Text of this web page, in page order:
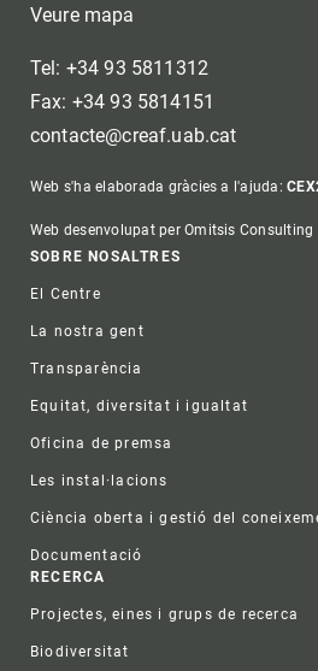
Veure mapa
Tel: +34 93 5811312
Fax: +34 93 5814151
contacte@creaf.uab.cat
Web s'ha elaborada gràcies a l'ajuda:
Web desenvolupat per Omitsis Consulting
Footer
SOBRE NOSALTRES
El Centre
La nostra gent
Transparència
Equitat, diversitat i igualtat
Oficina de premsa
Les instal·lacions
Ciència oberta i gestió del
Documentació
RECERCA
Projectes, eines i grups de recerca
Biodiversitat